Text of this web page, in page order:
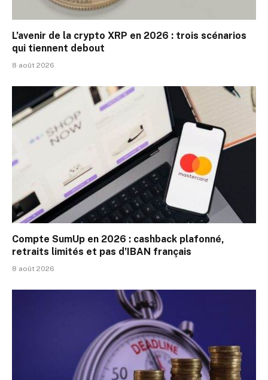
L’avenir de la crypto XRP en 2026 : trois scénarios
qui tiennent debout
8 août 2026
Compte SumUp en 2026 : cashback plafonné,
retraits limités et pas d’IBAN français
8 août 2026